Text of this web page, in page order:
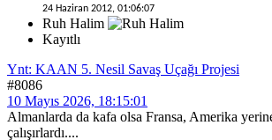
24 Haziran 2012, 01:06:07
Ruh Halim
Kayıtlı
Ynt: KAAN 5. Nesil Savaş Uçağı Projesi
#8086
10 Mayıs 2026, 18:15:01
Almanlarda da kafa olsa Fransa, Amerika
çalışırlardı....